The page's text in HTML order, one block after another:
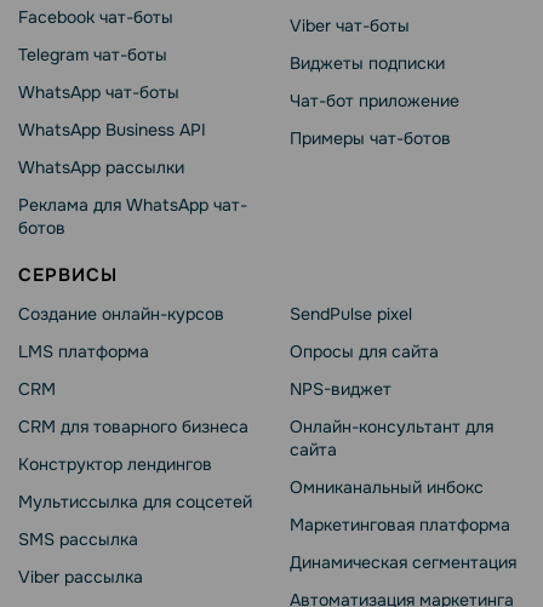
Facebook чат-боты
Telegram чат-боты
WhatsApp чат-боты
WhatsApp Business API
WhatsApp рассылки
Реклама для WhatsApp чат-
ботов
Viber чат-боты
Виджеты подписки
Чат-бот приложение
Примеры чат-ботов
СЕРВИСЫ
Создание онлайн-курсов
LMS платформа
CRM
CRM для товарного бизнеса
Конструктор лендингов
Мультиссылка для соцсетей
SMS рассылка
Viber рассылка
SendPulse pixel
Опросы для сайта
NPS-виджет
Онлайн-консультант для
сайта
Омниканальный инбокс
Маркетинговая платформа
Динамическая сегментация
Автоматизация маркетинга